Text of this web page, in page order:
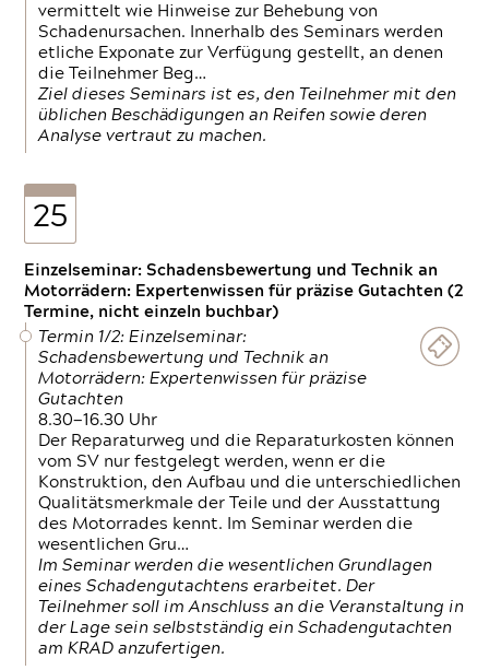
vermittelt wie Hinweise zur Behebung von
Schadenursachen. Innerhalb des Seminars werden
etliche Exponate zur Verfügung gestellt, an denen
die Teilnehmer Beg…
Ziel dieses Seminars ist es, den Teilnehmer mit den
üblichen Beschädigungen an Reifen sowie deren
Analyse vertraut zu machen.
25
Einzelseminar: Schadensbewertung und Technik an
Motorrädern: Expertenwissen für präzise Gutachten (2
Termine, nicht einzeln buchbar)
Termin 1/2: Einzelseminar:
Schadensbewertung und Technik an
Motorrädern: Expertenwissen für präzise
Gutachten
8.30—16.30 Uhr
Der Reparaturweg und die Reparaturkosten können
vom SV nur festgelegt werden, wenn er die
Konstruktion, den Aufbau und die unterschiedlichen
Qualitätsmerkmale der Teile und der Ausstattung
des Motorrades kennt. Im Seminar werden die
wesentlichen Gru…
Im Seminar werden die wesentlichen Grundlagen
eines Schadengutachtens erarbeitet. Der
Teilnehmer soll im Anschluss an die Veranstaltung in
der Lage sein selbstständig ein Schadengutachten
am KRAD anzufertigen.